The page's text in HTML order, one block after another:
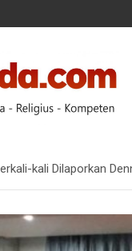
kali Dilaporkan